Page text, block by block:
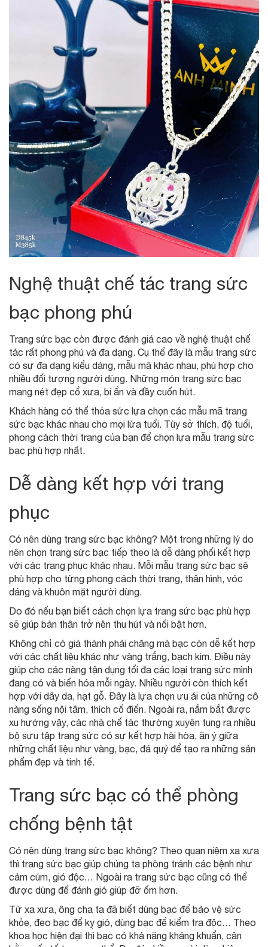
Nghệ thuật chế tác trang sức
bạc phong phú
Trang sức bạc còn được đánh giá cao về nghệ thuật chế
tác rất phong phú và đa dạng. Cụ thể đây là mẫu trang sức
có sự đa dạng kiểu dáng, mẫu mã khác nhau, phù hợp cho
nhiều đối tượng người dùng. Những món trang sức bạc
mang nét đẹp cổ xưa, bí ẩn và đầy cuốn hút.
Khách hàng có thể thỏa sức lựa chọn các mẫu mã trang
sức bạc khác nhau cho mọi lứa tuổi. Tùy sở thích, độ tuổi,
phong cách thời trang của bạn để chọn lựa mẫu trang sức
bạc phù hợp nhất.
Dễ dàng kết hợp với trang
phục
Có nên dùng trang sức bạc không? Một trong những lý do
nên chọn trang sức bạc tiếp theo là dễ dàng phối kết hợp
với các trang phục khác nhau. Mỗi mẫu trang sức bạc sẽ
phù hợp cho từng phong cách thời trang, thân hình, vóc
dáng và khuôn mặt người dùng.
Do đó nếu bạn biết cách chọn lựa trang sức bạc phù hợp
sẽ giúp bản thân trở nên thu hút và nổi bật hơn.
Không chỉ có giá thành phải chăng mà bạc còn dễ kết hợp
với các chất liệu khác như vàng trắng, bạch kim. Điều này
giúp cho các nàng tận dụng tối đa các loại trang sức mình
đang có và biến hóa mỗi ngày. Nhiều người còn thích kết
hợp với dây da, hạt gỗ. Đây là lựa chọn ưu ái của những cô
nàng sống nội tâm, thích cổ điển. Ngoài ra, nắm bắt được
xu hướng vậy, các nhà chế tác thường xuyên tung ra nhiều
bộ sưu tập trang sức có sự kết hợp hài hòa, ăn ý giữa
những chất liệu như vàng, bạc, đá quý để tạo ra những sản
phẩm đẹp và tinh tế.
Trang sức bạc có thể phòng
chống bệnh tật
Có nên dùng trang sức bạc không? Theo quan niệm xa xưa
thì trang sức bạc giúp chúng ta phòng tránh các bệnh như
cảm cúm, gió độc… Ngoài ra trang sức bạc cũng có thể
được dùng để đánh gió giúp đỡ ốm hơn.
Từ xa xưa, ông cha ta đã biết dùng bạc để bảo vệ sức
khỏe, đeo bạc để kỵ gió, dùng bạc để kiểm tra độc… Theo
khoa học hiện đại thì bạc có khả năng kháng khuẩn, cân